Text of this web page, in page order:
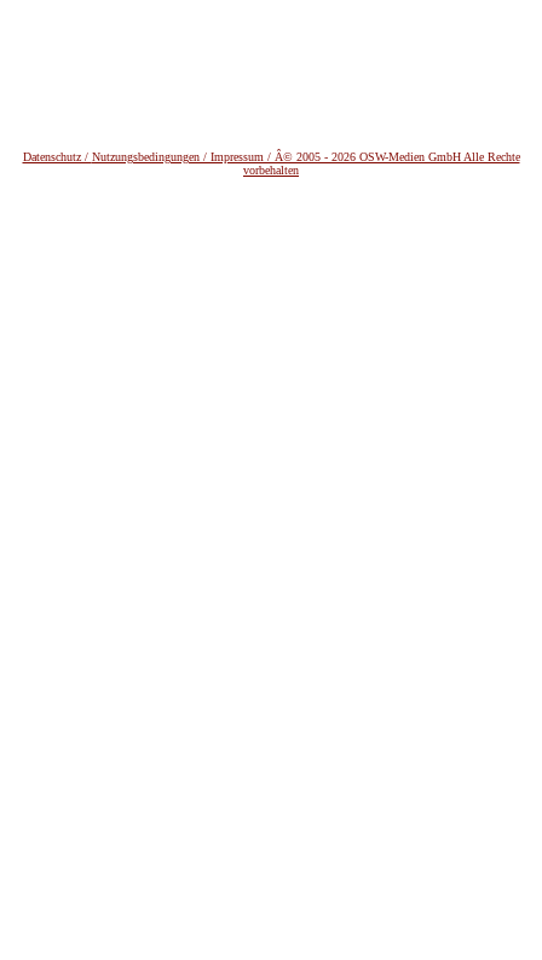
Datenschutz / Nutzungsbedingungen / Impressum / Â© 2005 - 2026 OSW-Medien GmbH Alle Rechte
vorbehalten